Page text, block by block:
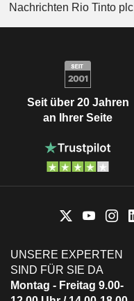
Nachrichten Rio Tinto plc
Seit über 20 Jahren
an Ihrer Seite
UNSERE EXPERTEN
SIND FÜR SIE DA
Montag - Freitag 9.00-